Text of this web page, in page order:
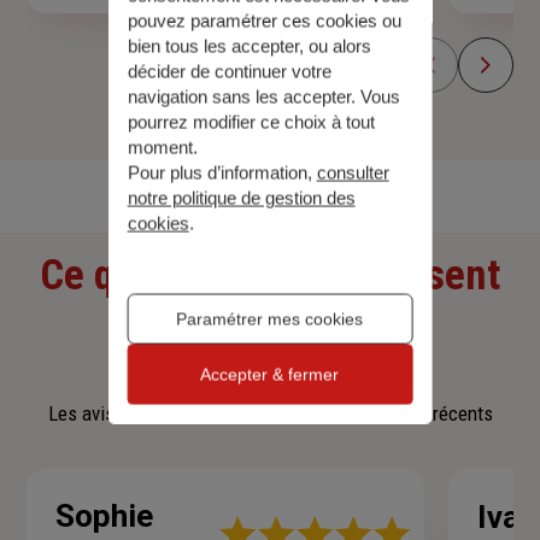
Découvrir toutes nos offres
Ce que nos clients pensent
de nous
Les avis affichés sont les 3 avis google les plus récents
Sophie
Note
pouvez paramétrer ces cookies ou
bien tous les accepter, ou alors
décider de continuer votre
navigation sans les accepter. Vous
pourrez modifier ce choix à tout
moment.
Pour plus d’information, consulter
notre politique de gestion des
cookies.
Paramétrer mes cookies
Accepter & fermer